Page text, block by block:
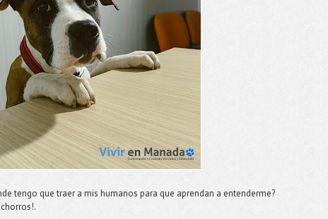
tengo que traer a mis humanos para que aprendan a entenderme?